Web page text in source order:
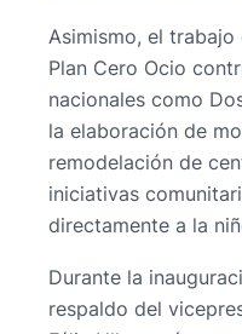
Asimismo, el
Plan Cero Ocio
nacionales como
la elaboración de
remodelación de
iniciativas
directamente a la
Durante la
respaldo del